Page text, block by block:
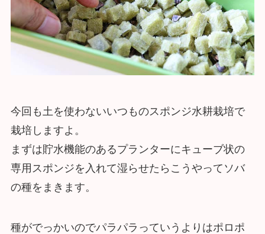
今回も土を使わないいつものスポンジ水耕栽培で
栽培しますよ。
まずは貯水機能のあるプランターにキューブ状の
専用スポンジを入れて湿らせたらこうやってソバ
の種をまきます。
種がでっかいのでパラパラっていうよりはポロポ